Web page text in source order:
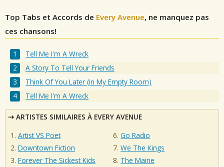
Top Tabs et Accords de Every Avenue, ne manquez pas
ces chansons!
Tell Me I'm A Wreck
A Story To Tell Your Friends
Think Of You Later (in My Empty Room)
Tell Me I'm A Wreck
ARTISTES SIMILAIRES À EVERY AVENUE
Artist VS Poet
Downtown Fiction
Forever The Sickest Kids
Go Radio
We The Kings
The Maine